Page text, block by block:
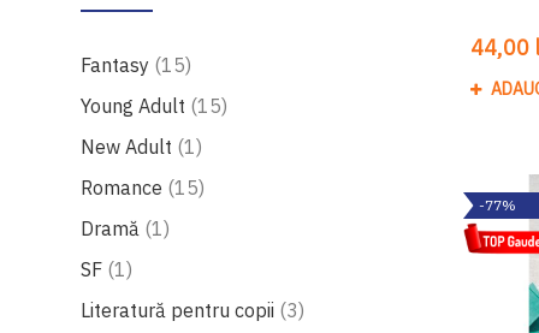
Fantasy 15produse
Young Adult 15produse
New Adult 1produs
Romance 15produse
Dramă 1produs
SF 1produs
Literatură pentru copii 3produse
44,00
-77%